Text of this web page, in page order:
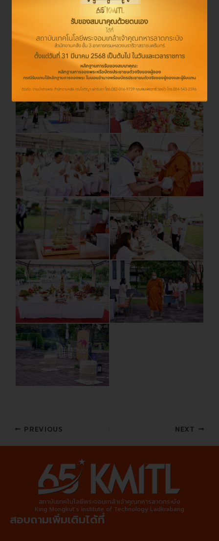
PREVIOUS NEXT
สถาบันเทคโนโลยีพระจอมเกล้าเจ้าคุณทหารลาดกระบัง
King Mongkut's Institute of Technology Ladkrabang
สอบถามเพิ่มเติมได้ที่